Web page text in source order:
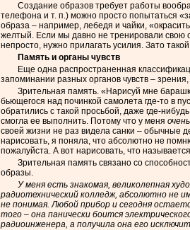
Создание образов требует работы
телефона и т. п.) можно просто попытаться
образа – например, лебедя и чайки,
желтый. Если мы давно не тренировали свою
непросто, нужно прилагать усилия. Зато
Память и органы чувств
Еще одна распространенная
запоминании разных органов чувств – зрения,
Зрительная память. «Нарисуй мне
бьющегося над починкой самолета где-то в
обратились с такой просьбой, даже где-
смогла ее выполнить. Потому что у меня очень
своей жизни не раз видела санки – обычные
нарисовать, я поняла, что абсолютно не
пожалуйста. А вот нарисовать, что
Зрительная память связано со
образы.
У меня есть знакомая, великолепная
радиотехнический колледж, абсолютно не
не понимая. Любой прибор и сегодня
того – она панически боится
радиоинженера, а получила она его